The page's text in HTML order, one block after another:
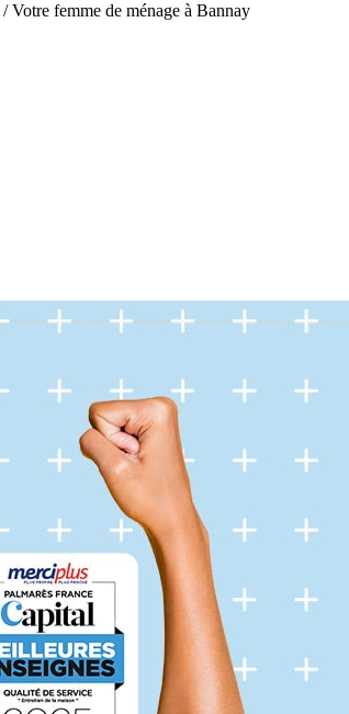
/Votre femme de ménage à Bannay